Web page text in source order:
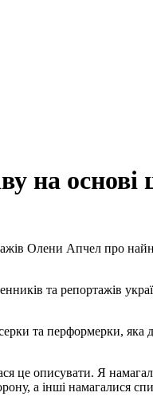
на
Олени Апчел про
та репортажів
та перформерки,
це описувати. Я
а інші намагалися